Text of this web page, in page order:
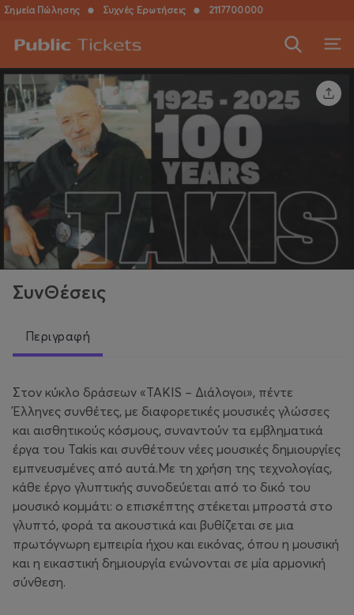
Σημεία Πώλησης ● Συχνές Ερωτήσεις ● 2117700000
ΣυνΘέσεις
Περιγραφή
Στον κύκλο δράσεων «TAKIS – Διάλογοι», πέντε
Έλληνες συνθέτες, με διαφορετικές μουσικές γλώσσες
και αισθητικούς κόσμους, συναντούν τα εμβληματικά
έργα του Takis και συνθέτουν νέες μουσικές δημιουργίες
εμπνευσμένες από αυτά.Με τη χρήση της τεχνολογίας,
κάθε έργο γλυπτικής συνοδεύεται από το δικό του
μουσικό κομμάτι: ο επισκέπτης στέκεται μπροστά στο
γλυπτό, φορά τα ακουστικά και βυθίζεται σε μια
πρωτόγνωρη εμπειρία ήχου και εικόνας, όπου η μουσική
και η εικαστική δημιουργία ενώνονται σε μία αρμονική
σύνθεση.